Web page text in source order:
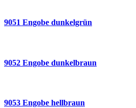
9051 Engobe dunkelgrün
9052 Engobe dunkelbraun
9053 Engobe hellbraun